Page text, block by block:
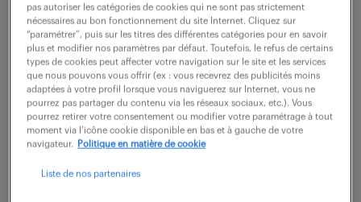
voir l'offre
un contrôleur tridimensionnel
(f/h)
23 février 2026
pas autoriser les catégories de cookies qui ne sont pas strictement
nécessaires au bon fonctionnement du site Internet. Cliquez sur
“paramétrer”, puis sur les titres des différentes catégories pour en savoir
plus et modifier nos paramètres par défaut. Toutefois, le refus de certains
types de cookies peut affecter votre navigation sur le site et les services
que nous pouvons vous offrir (ex : vous recevrez des publicités moins
adaptées à votre profil lorsque vous naviguerez sur Internet, vous ne
pourrez pas partager du contenu via les réseaux sociaux, etc.). Vous
pourrez retirer votre consentement ou modifier votre paramétrage à tout
moment via l’icône cookie disponible en bas et à gauche de votre
navigateur.
Politique en matière de cookie
Liste de nos partenaires